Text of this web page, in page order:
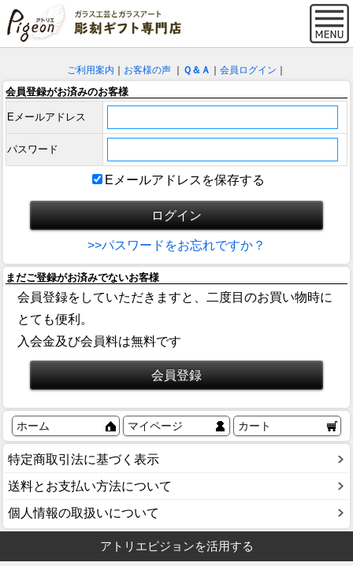
ご利用案内 お客様の声 Ｑ＆Ａ 会員ログイン
会員登録がお済みのお客様
Eメールアドレス
パスワード
Eメールアドレスを保存する
>>パスワードをお忘れですか？
まだご登録がお済みでないお客様
会員登録をしていただきますと、二度目のお買い物時に
とても便利。
入会金及び会員料は無料です
ホーム マイページ カート
特定商取引法に基づく表示
送料とお支払い方法について
個人情報の取扱いについて
アトリエピジョンを活用する